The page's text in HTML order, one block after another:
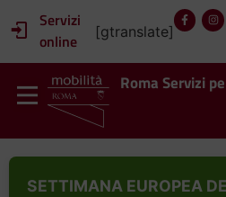
Servizi
online
[gtranslate]
Roma Servizi
SETTIMANA EUROPEA